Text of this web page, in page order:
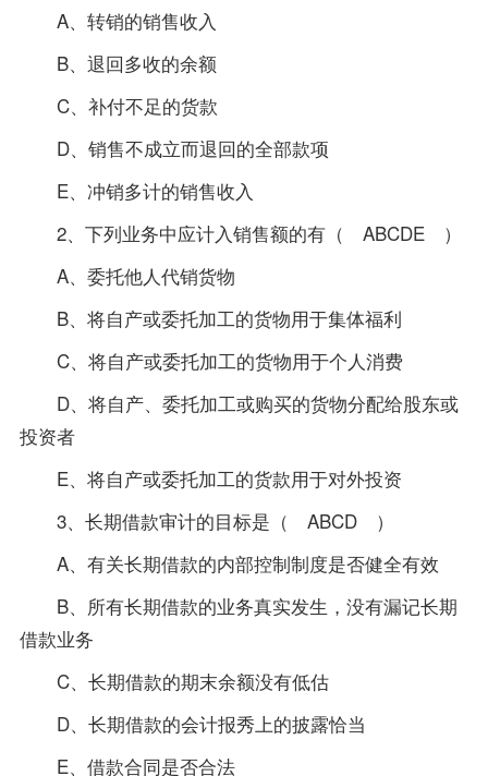
A、转销的销售收入
B、退回多收的余额
C、补付不足的货款
D、销售不成立而退回的全部款项
E、冲销多计的销售收入
2、下列业务中应计入销售额的有（ ABCDE ）
A、委托他人代销货物
B、将自产或委托加工的货物用于集体福利
C、将自产或委托加工的货物用于个人消费
D、将自产、委托加工或购买的货物分配给股东或
投资者
E、将自产或委托加工的货款用于对外投资
3、长期借款审计的目标是（ ABCD ）
A、有关长期借款的内部控制制度是否健全有效
B、所有长期借款的业务真实发生，没有漏记长期
借款业务
C、长期借款的期末余额没有低估
D、长期借款的会计报秀上的披露恰当
E、借款合同是否合法